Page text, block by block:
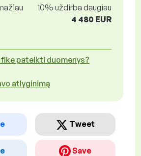
10% uždirba daugiau
4 480 EUR
pateikti duomenys?
atlyginimą
Tweet
Save